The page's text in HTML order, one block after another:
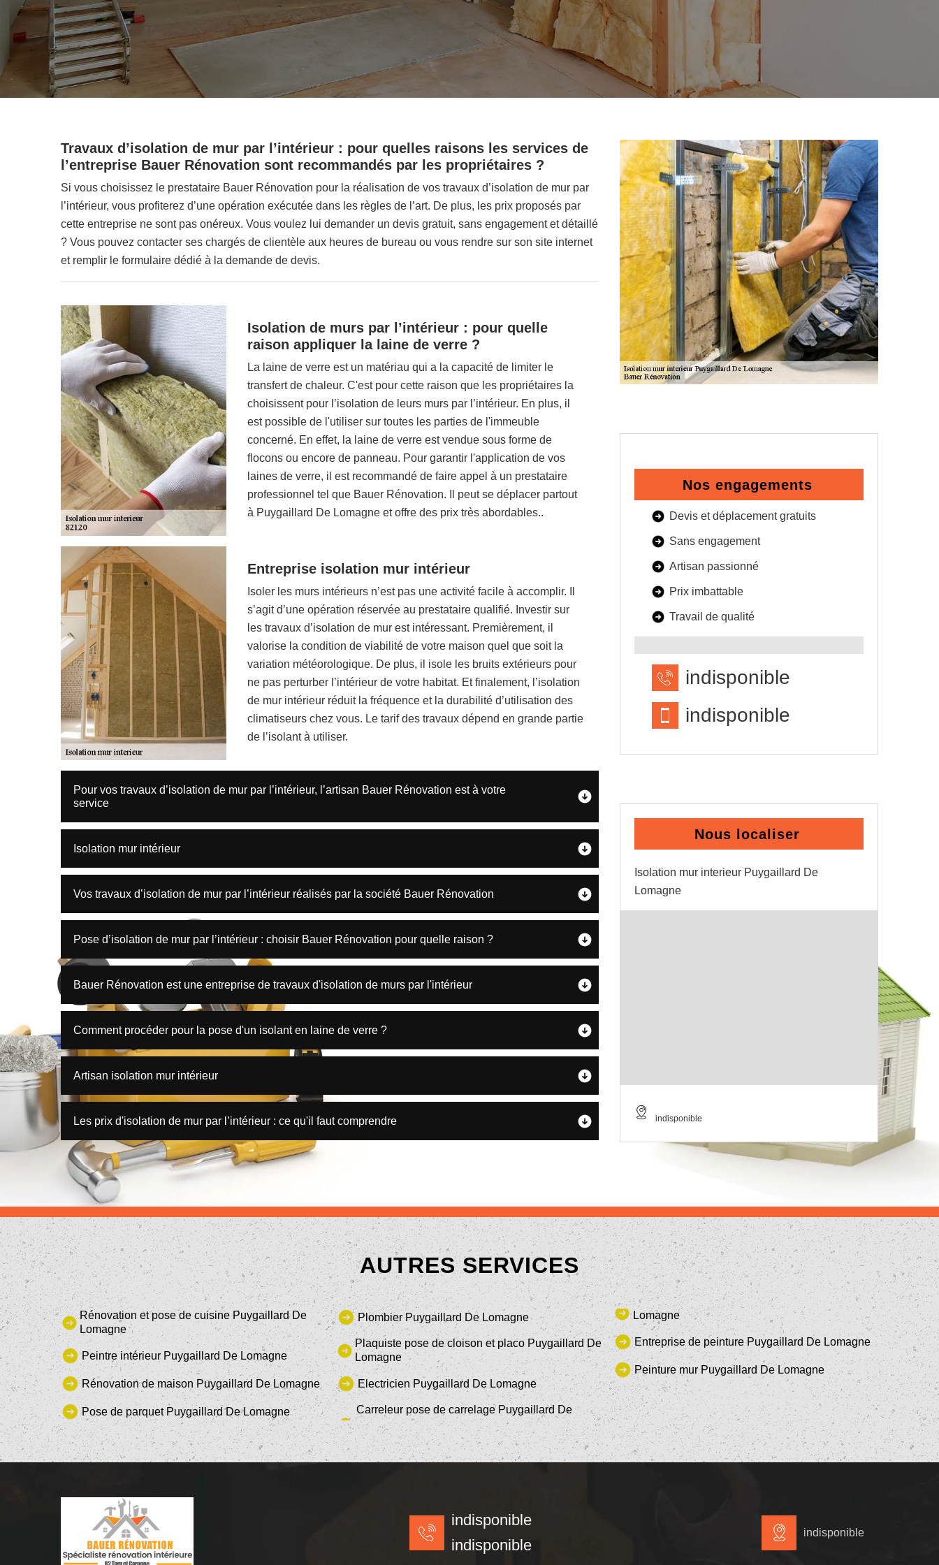
Travaux d’isolation de mur par l’intérieur : pour quelles raisons les services de
l’entreprise Bauer Rénovation sont recommandés par les propriétaires ?
Si vous choisissez le prestataire Bauer Rénovation pour la réalisation de vos travaux d’isolation de mur par
l’intérieur, vous profiterez d’une opération exécutée dans les règles de l’art. De plus, les prix proposés par
cette entreprise ne sont pas onéreux. Vous voulez lui demander un devis gratuit, sans engagement et détaillé
? Vous pouvez contacter ses chargés de clientèle aux heures de bureau ou vous rendre sur son site internet
et remplir le formulaire dédié à la demande de devis.
Isolation de murs par l’intérieur : pour quelle
raison appliquer la laine de verre ?
La laine de verre est un matériau qui a la capacité de limiter le
transfert de chaleur. C'est pour cette raison que les propriétaires la
choisissent pour l’isolation de leurs murs par l’intérieur. En plus, il
est possible de l'utiliser sur toutes les parties de l'immeuble
concerné. En effet, la laine de verre est vendue sous forme de
flocons ou encore de panneau. Pour garantir l'application de vos
laines de verre, il est recommandé de faire appel à un prestataire
professionnel tel que Bauer Rénovation. Il peut se déplacer partout
à Puygaillard De Lomagne et offre des prix très abordables..
Entreprise isolation mur intérieur
Isoler les murs intérieurs n’est pas une activité facile à accomplir. Il
s’agit d’une opération réservée au prestataire qualifié. Investir sur
les travaux d’isolation de mur est intéressant. Premièrement, il
valorise la condition de viabilité de votre maison quel que soit la
variation météorologique. De plus, il isole les bruits extérieurs pour
ne pas perturber l’intérieur de votre habitat. Et finalement, l’isolation
de mur intérieur réduit la fréquence et la durabilité d’utilisation des
climatiseurs chez vous. Le tarif des travaux dépend en grande partie
de l’isolant à utiliser.
Pour vos travaux d’isolation de mur par l’intérieur, l’artisan Bauer Rénovation est à votre
service
Isolation mur intérieur
Vos travaux d’isolation de mur par l’intérieur réalisés par la société Bauer Rénovation
Pose d’isolation de mur par l’intérieur : choisir Bauer Rénovation pour quelle raison ?
Bauer Rénovation est une entreprise de travaux d'isolation de murs par l'intérieur
Comment procéder pour la pose d'un isolant en laine de verre ?
Artisan isolation mur intérieur
Les prix d'isolation de mur par l’intérieur : ce qu'il faut comprendre
Nos engagements
Devis et déplacement gratuits
Sans engagement
Artisan passionné
Prix imbattable
Travail de qualité
indisponible
indisponible
Nous localiser
Isolation mur interieur Puygaillard De
Lomagne
indisponible
AUTRES SERVICES
Rénovation et pose de cuisine Puygaillard De
Lomagne
Peintre intérieur Puygaillard De Lomagne
Rénovation de maison Puygaillard De Lomagne
Pose de parquet Puygaillard De Lomagne
Plombier Puygaillard De Lomagne
Plaquiste pose de cloison et placo Puygaillard De
Lomagne
Electricien Puygaillard De Lomagne
Carreleur pose de carrelage Puygaillard De
Lomagne
Entreprise de peinture Puygaillard De Lomagne
Peinture mur Puygaillard De Lomagne
indisponible
indisponible
indisponible